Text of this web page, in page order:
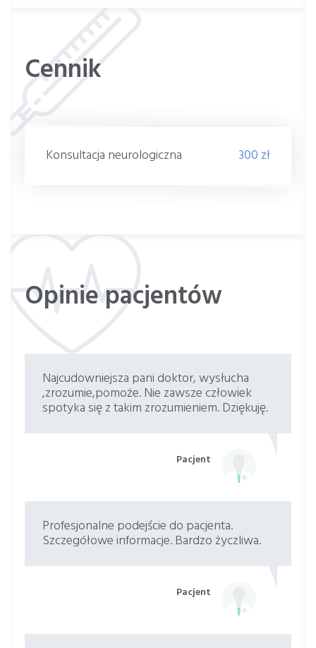
Cennik
Konsultacja neurologiczna 300 zł
Opinie pacjentów
Najcudowniejsza pani doktor, wysłucha
,zrozumie,pomoże. Nie zawsze człowiek
spotyka się z takim zrozumieniem. Dziękuję.
Pacjent
Profesjonalne podejście do pacjenta.
Szczegółowe informacje. Bardzo życzliwa.
Pacjent